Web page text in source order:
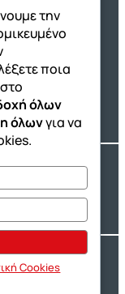
ΔΙΑΚΡΟΤΗΜΑ®. Αρ.
την
ποια
όλων
όλωνγια να
Cookies